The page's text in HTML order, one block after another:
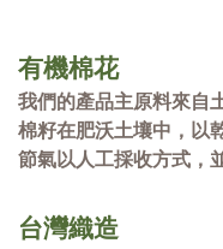
有機棉花
我們的產品主原料來自
棉籽在肥沃土壤中，以
節氣以人工採收方式，
台灣織造